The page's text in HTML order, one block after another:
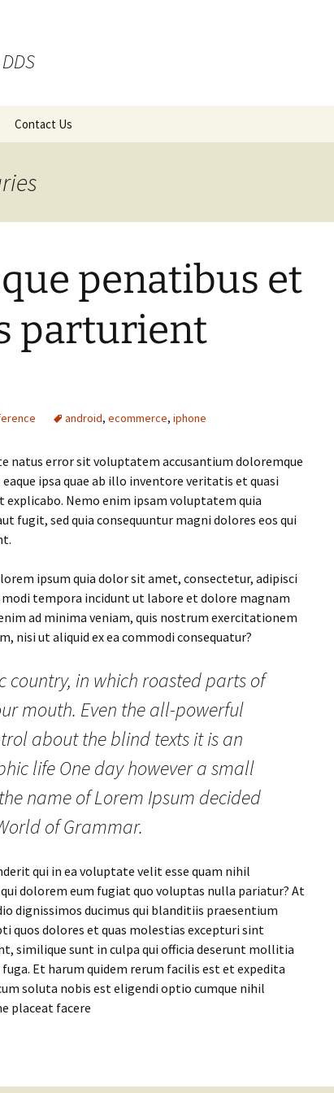
Contact Us
penatibus et
parturient
android, ecommerce, iphone
natus error sit voluptatem accusantium doloremque
ipsa quae ab illo inventore veritatis et quasi
Nemo enim ipsam voluptatem quia
fugit, sed quia consequuntur magni dolores eos qui
ipsum quia dolor sit amet, consectetur, adipisci
modi tempora incidunt ut labore et dolore magnam
ad minima veniam, quis nostrum exercitationem
nisi ut aliquid ex ea commodi consequatur?
country, in which roasted parts of
mouth. Even the all-powerful
about the blind texts it is an
life One day however a small
name of Lorem Ipsum decided
of Grammar.
qui in ea voluptate velit esse quam nihil
dolorem eum fugiat quo voluptas nulla pariatur? At
dignissimos ducimus qui blanditiis praesentium
quos dolores et quas molestias excepturi sint
similique sunt in culpa qui officia deserunt mollitia
Et harum quidem rerum facilis est et expedita
soluta nobis est eligendi optio cumque nihil
placeat facere